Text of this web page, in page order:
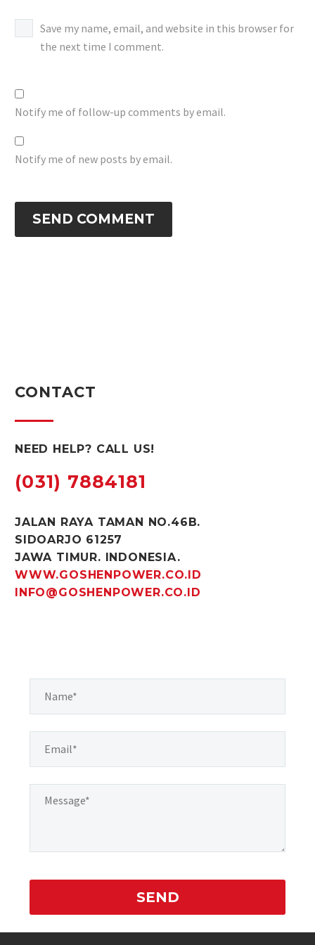
Save my name, email, and website in this browser for
the next time I comment.
Notify me of follow-up comments by email.
Notify me of new posts by email.
SEND COMMENT
CONTACT
NEED HELP? CALL US!
(031) 7884181
JALAN RAYA TAMAN NO.46B.
SIDOARJO 61257
JAWA TIMUR. INDONESIA.
WWW.GOSHENPOWER.CO.ID
INFO@GOSHENPOWER.CO.ID